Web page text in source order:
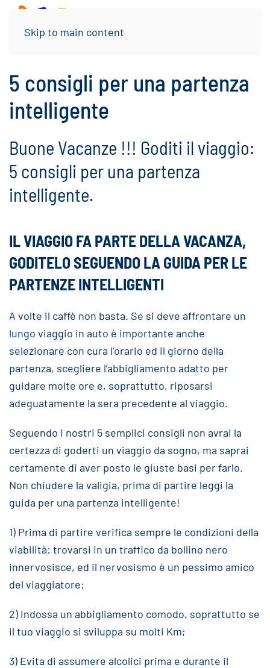
Skip to main content
5 consigli per una partenza
intelligente
Buone Vacanze !!! Goditi il viaggio:
5 consigli per una partenza
intelligente.
IL VIAGGIO FA PARTE DELLA VACANZA,
GODITELO SEGUENDO LA GUIDA PER LE
PARTENZE INTELLIGENTI
A volte il caffè non basta. Se si deve affrontare un
lungo viaggio in auto è importante anche
selezionare con cura l’orario ed il giorno della
partenza, scegliere l’abbigliamento adatto per
guidare molte ore e, soprattutto, riposarsi
adeguatamente la sera precedente al viaggio.
Seguendo i nostri 5 semplici consigli non avrai la
certezza di goderti un viaggio da sogno, ma saprai
certamente di aver posto le giuste basi per farlo.
Non chiudere la valigia, prima di partire leggi la
guida per una partenza intelligente!
1) Prima di partire verifica sempre le condizioni della
viabilità: trovarsi in un traffico da bollino nero
innervosisce, ed il nervosismo è un pessimo amico
del viaggiatore;
2) Indossa un abbigliamento comodo, soprattutto se
il tuo viaggio si sviluppa su molti Km;
3) Evita di assumere alcolici prima e durante il